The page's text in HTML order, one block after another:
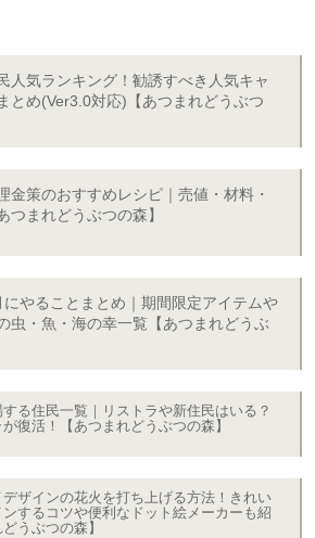
人気ランキング！勧誘すべき人気キャ
とめ(Ver3.0対応)【あつまれどうぶつ
金策のおすすめレシピ｜売値・材料・
つまれどうぶつの森】
にやることまとめ｜期間限定アイテムや
虫・魚・海の幸一覧【あつまれどうぶ
する住民一覧｜リストラや新住民はいる？
復活！【あつまれどうぶつの森】
デザインの花火を打ち上げる方法！きれい
するコツや便利なドット絵メーカーも紹
うぶつの森】